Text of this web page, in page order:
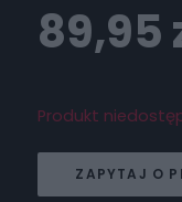
89,95
Produkt
ZAPYTAJ O